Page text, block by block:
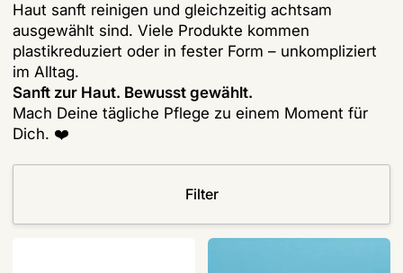
Haut sanft reinigen und gleichzeitig achtsam
ausgewählt sind. Viele Produkte kommen
plastikreduziert oder in fester Form – unkompliziert
im Alltag.
Sanft zur Haut. Bewusst gewählt.
Mach Deine tägliche Pflege zu einem Moment für
Dich. ❤️
Filter
Feste